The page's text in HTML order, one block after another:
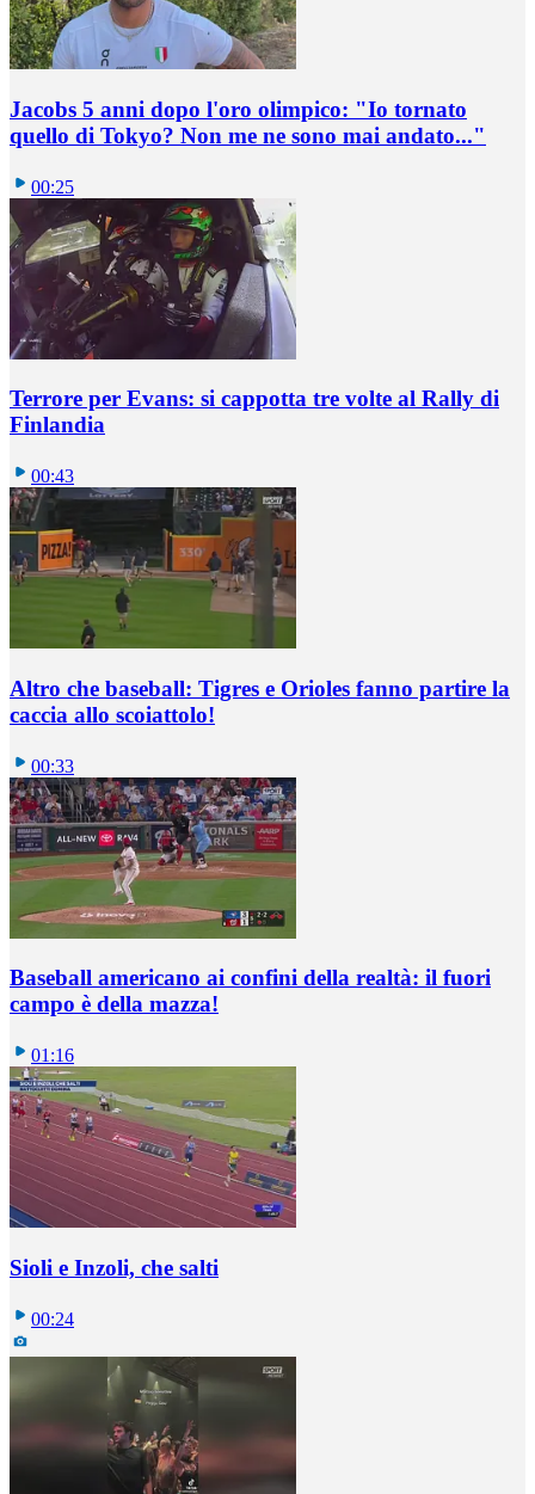
Jacobs 5 anni dopo l'oro olimpico: "Io tornato
quello di Tokyo? Non me ne sono mai andato..."
00:25
Terrore per Evans: si cappotta tre volte al Rally di
Finlandia
00:43
Altro che baseball: Tigres e Orioles fanno partire la
caccia allo scoiattolo!
00:33
Baseball americano ai confini della realtà: il fuori
campo è della mazza!
01:16
Sioli e Inzoli, che salti
00:24